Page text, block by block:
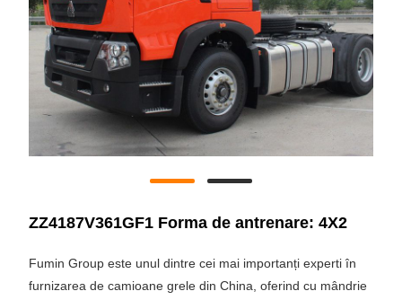
ZZ4187V361GF1 Forma de antrenare: 4X2
Fumin Group este unul dintre cei mai importanți experti în
furnizarea de camioane grele din China, oferind cu mândrie